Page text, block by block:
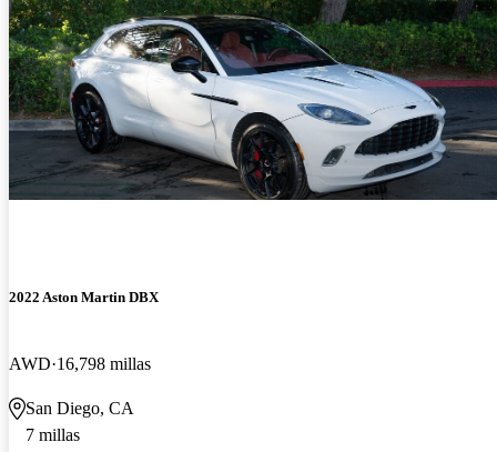
2022 Aston Martin DBX
AWD 16,798 millas
San Diego, CA
7 millas